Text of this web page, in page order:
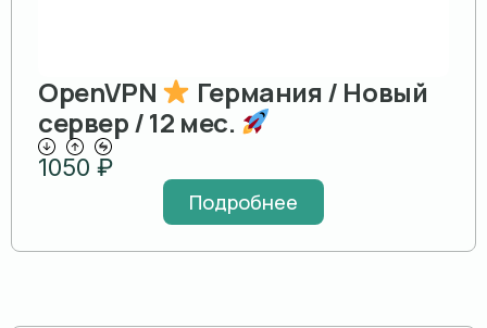
OpenVPN
Германия / Новый
сервер / 12 мес.
1050 ₽
Подробнее